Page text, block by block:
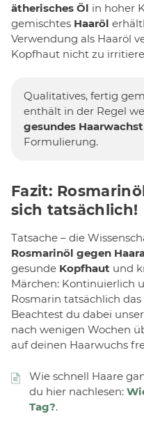
ätherisches Öl in hoher
gemischtes Haaröl
Verwendung als Haaröl
Kopfhaut nicht zu
Qualitatives, fertig
enthält in der Regel
gesundes
Formulierung.
Fazit:
sich tatsächlich!
Tatsache – die
Rosmarinöl gegen
gesunde Kopfhaut und
Märchen: Kontinuierlich
Rosmarin tatsächlich das
Beachtest du dabei
nach wenigen Wochen
auf deinen Haarwuchs
Wie schnell Haare
du hier nachlesen:
Tag?.